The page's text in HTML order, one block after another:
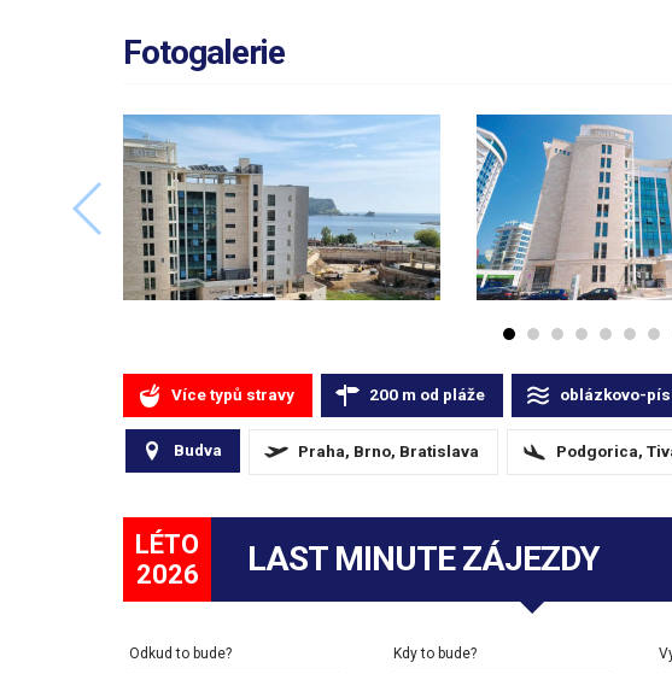
Fotogalerie
Více typů stravy 200 m od pláže oblázkovo-
Budva Praha, Brno, Bratislava Podgorica,
LÉTO
2026
LAST MINUTE ZÁJEZDY
Odkud to bude? Kdy to bude?